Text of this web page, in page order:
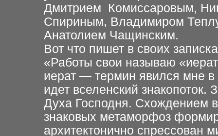
Дмитрием Комиссаровым,
Спириным, Владимиром
Анатолием Чащинским.
Вот что пишет в своих
«Работы свои называю
иерат — термин явился мне в
идет вселенский
Духа Господня. Схождением
знаковых метаморфоз
архитектонично спрессован